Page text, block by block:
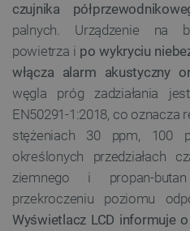
czujnika
palnych. Urządzenie na
powietrza i po wykryciu
włącza alarm akustyczny
węgla próg zadziałania
EN50291-1:2018, co oznacza
stężeniach 30 ppm,
określonych przedziałach
ziemnego i propan-
przekroczeniu poziomu
Wyświetlacz LCD informuje